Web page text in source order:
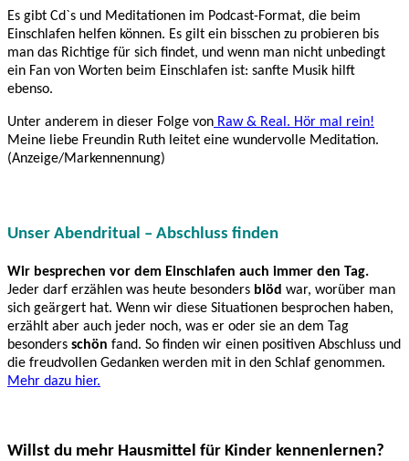
Es gibt Cd`s und Meditationen im Podcast-Format, die beim
Einschlafen helfen können. Es gilt ein bisschen zu probieren bis
man das Richtige für sich findet, und wenn man nicht unbedingt
ein Fan von Worten beim Einschlafen ist: sanfte Musik hilft
ebenso.
Unter anderem in dieser Folge von Raw & Real. Hör mal rein!
Meine liebe Freundin Ruth leitet eine wundervolle Meditation.
(Anzeige/Markennennung)
Unser Abendritual – Abschluss finden
Wir besprechen vor dem Einschlafen auch immer den Tag.
Jeder darf erzählen was heute besonders blöd war, worüber man
sich geärgert hat. Wenn wir diese Situationen besprochen haben,
erzählt aber auch jeder noch, was er oder sie an dem Tag
besonders schön fand. So finden wir einen positiven Abschluss und
die freudvollen Gedanken werden mit in den Schlaf genommen.
Mehr dazu hier.
Willst du mehr Hausmittel für Kinder kennenlernen?